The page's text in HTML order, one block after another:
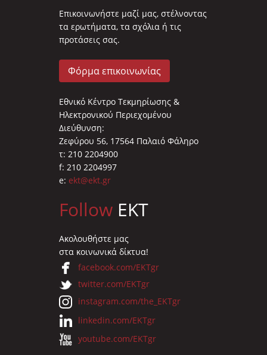
Επικοινωνήστε μαζί μας, στέλνοντας
τα ερωτήματα, τα σχόλια ή τις
προτάσεις σας.
Φόρμα επικοινωνίας
Εθνικό Κέντρο Τεκμηρίωσης &
Ηλεκτρονικού Περιεχομένου
Διεύθυνση:
Ζεφύρου 56, 17564 Παλαιό Φάληρο
τ: 210 2204900
f: 210 2204997
e: ekt@ekt.gr
Follow EKT
Ακολουθήστε μας
στα κοινωνικά δίκτυα!
facebook.com/EKTgr
twitter.com/EKTgr
instagram.com/the_EKTgr
linkedin.com/EKTgr
youtube.com/EKTgr